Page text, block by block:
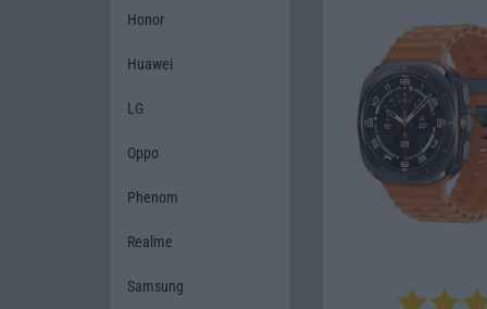
Honor
Huawei
LG
Oppo
Phenom
Realme
Samsung